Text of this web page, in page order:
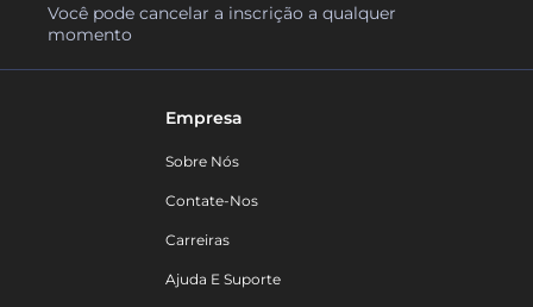
Você pode cancelar a inscrição a qualquer
momento
Empresa
Sobre Nós
Contate-Nos
Carreiras
Ajuda E Suporte